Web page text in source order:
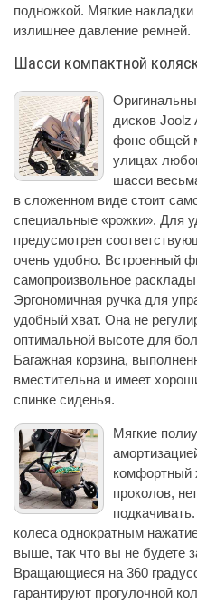
подножкой. Мягкие
излишнее давление ремней.
Шасси компактной
дисков Joolz
фоне общей
улицах
шасси
в сложенном виде стоит
специальные «рожки». Для
предусмотрен
очень удобно. Встроенный
самопроизвольное
Эргономичная ручка для
удобный хват. Она не
оптимальной высоте для
Багажная корзина,
вместительна и имеет
спинке сиденья.
Мягкие
комфортный
проколов,
колеса однократным
выше, так что вы не будете
Вращающиеся на 360
гарантируют прогулочной